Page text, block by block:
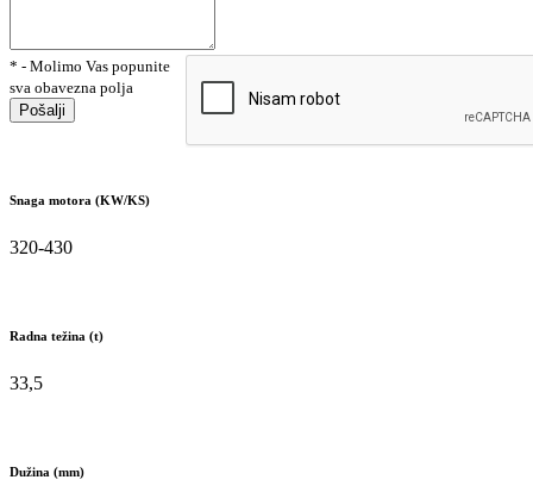
* - Molimo Vas popunite
sva obavezna polja
Pošalji
Snaga motora (KW/KS)
320-430
Radna težina (t)
33,5
Dužina (mm)